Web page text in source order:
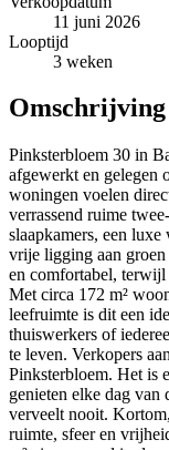
11 juni 2026
Looptijd
3 weken
Omschrijving
Pinksterbloem 30 in
afgewerkt en gelegen
woningen voelen
verrassend ruime
slaapkamers, een
vrije ligging aan
en comfortabel,
Met circa 172 m²
leefruimte is dit een
thuiswerkers of
te leven. Verkopers
Pinksterbloem. Het is
genieten elke dag
verveelt nooit.
ruimte, sfeer en